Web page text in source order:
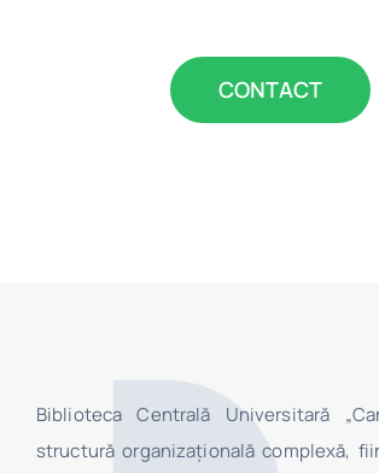
CONTACT
Biblioteca Centrală Universitară
structură organizaţională complexă,